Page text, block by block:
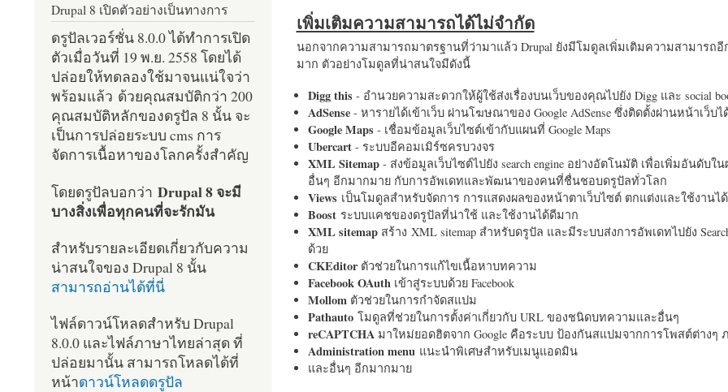
เพิ่มเติมความสามารถได้ไม่จำกัด
นอกจากความสามารถมาตรฐานที่ว่ามาแล้ว Drupal ยังมีโมดูลเพิ่มเติมความสามารถอี
มาก ตัวอย่างโมดูลที่น่าสนใจมีดังนี้
Digg this- อำนวยความสะดวกให้ผู้ใช้ส่งเรื่องบนเว็บของคุณไปยัง Digg และ social
AdSense- หารายได้เข้าเว็บ ผ่านโฆษณาของ Google AdSense ซึ่งติดตั้งผ่านหน้าเว็บไ
Google Maps- เชื่อมข้อมูลเว็บไซต์เข้ากับแผนที่ Google Maps
Ubercart- ระบบอีคอมเมิร์ซครบวงจร
XML Sitemap- ส่งข้อมูลเว็บไซต์ไปยัง search engine อย่างอัตโนมัติ เพื่อเพิ่มอันดับใ
อื่นๆ อีกมากมาย กับการอัพเดทและพัฒนาของคนที่ชื่นชอบดรูปัลทั่วโลก
Views เป็นโมดูลสำหรับจัดการ การแสดงผลของหน้าตาเว็บไซต์ ตกแต่งและใช้งานไ
Boost ระบบแคชของดรูปัลที่น่าใช้ และใช้งานได้ดีมาก
XML sitemapสร้าง XML sitemap สำหรับดรูปัล และมีระบบส่งการอัพเดทไปยัง
ด้วย
CKEditorตัวช่วยในการแก้ไขเนื้อหาบทความ
Facebook OAuth เข้าสู่ระบบด้วย Facebook
Mollom ตัวช่วยในการกำจัดสแปม
Pathautoโมดูลที่ช่วยในการตั้งค่าเกี่ยวกับ URL ของชนิดบทความและอื่นๆ
reCAPTCHA มาใหม่ยอดฮิตจาก Google คือระบบ ป้องกันสแปมจากการโพสต์ต่างๆ
Administration menu แนะนำพิเศษสำหรับเมนูแอดมิน
และอื่นๆ อีกมากมาย
Drupal 8 เปิดตัวอย่างเป็นทางการ
ดรูปัลเวอร์ชั่น 8.0.0 ได้ทำการเปิด
ตัวเมื่อวันที่ 19 พ.ย. 2558 โดยได้
ปล่อยให้ทดลองใช้มาจนแน่ใจว่า
พร้อมแล้ว ด้วยคุณสมบัติกว่า 200
คุณสมบัติหลักของดรูปัล 8 นั้น จะ
เป็นการปล่อยระบบ cms การ
จัดการเนื้อหาของโลกครั้งสำคัญ
โดยดรูปัลบอกว่า Drupal 8 จะมี
บางสิ่งเพื่อทุกคนที่จะรักมัน
สำหรับรายละเอียดเกี่ยวกับความ
น่าสนใจของ Drupal 8 นั้น
สามารถอ่านได้ที่นี่
ไฟล์ดาวน์โหลดสำหรับ Drupal
8.0.0 และไฟล์ภาษาไทยล่าสุด ที่
ปล่อยมานั้น สามารถโหลดได้ที่
หน้าดาวน์โหลดดรูปัล